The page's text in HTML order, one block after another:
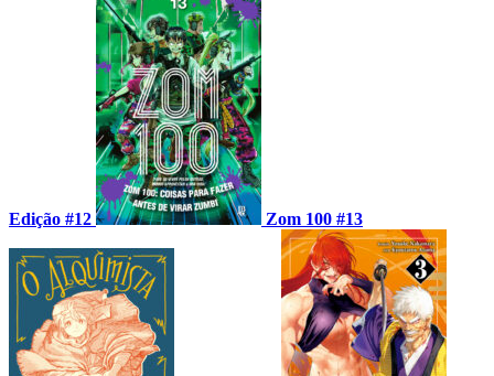
Edição #12 Zom 100 #13